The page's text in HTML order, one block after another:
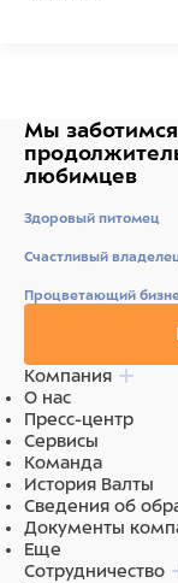
рисовый белок,
аминокислоты
лимонная
Состав: вода,
хлорид, c12-15
рисовый белок,
аминокислоты
гидрохлорид,
лимонная
Мы заботимся
любимцев
Здоровый питомец
Счастливый
Процветающий
Компания
О нас
Пресс-центр
Сервисы
Команда
История Валты
Сведения об
Документы
Еще
Сотрудничество